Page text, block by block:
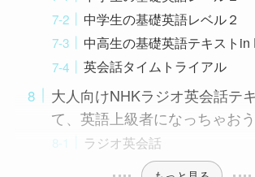
中学生の基礎英語レベル２
中高生の基礎英語テキストin
英会話タイムトライアル
大人向けNHKラジオ英会話テ
て、英語上級者になっちゃおう
ラジオ英会話